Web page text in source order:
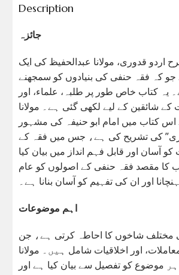
Description
جائزہ
اردو قدوری، مولانا عبدالحفیظ کی ایک
کہ فقہ حنفی کی بنیادوں کو سمجھنے
یہ کتاب خاص طور پر طلبہ، علماء، اور
کے شائقین کے لیے لکھی گئی ہے۔ مولانا
اس کتاب میں امام ابو حنیفہ کی مشہور
کی تشریح کی ہے، جس میں فقہ کے
آسان اور قابل فہم انداز میں بیان کیا
کا مقصد فقہ حنفی کے اصولوں کو عام
اور ان کی تفہیم کو آسان بنانا ہے۔
اہم موضوعات
مختلف شاخوں کا احاطہ کرتی ہے، جن
اور اخلاقیات شامل ہیں۔ مولانا
ہر موضوع کو تفصیل سے بیان کیا ہے اور